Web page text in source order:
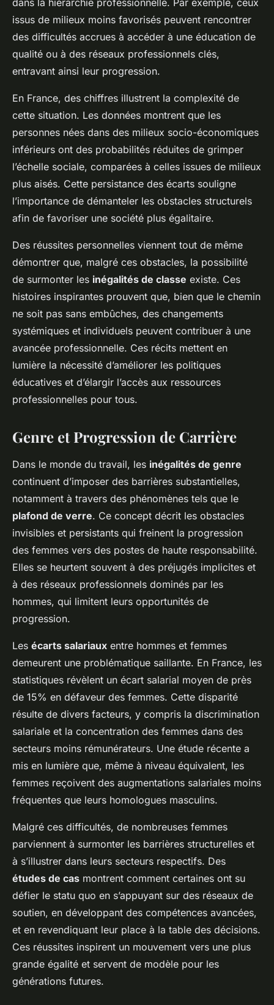
dans la hiérarchie professionnelle. Par exemple, ceux
issus de milieux moins favorisés peuvent rencontrer
des difficultés accrues à accéder à une éducation de
qualité ou à des réseaux professionnels clés,
entravant ainsi leur progression.
En France, des chiffres illustrent la complexité de
cette situation. Les données montrent que les
personnes nées dans des milieux socio-économiques
inférieurs ont des probabilités réduites de grimper
l’échelle sociale, comparées à celles issues de milieux
plus aisés. Cette persistance des écarts souligne
l’importance de démanteler les obstacles structurels
afin de favoriser une société plus égalitaire.
Des réussites personnelles viennent tout de même
démontrer que, malgré ces obstacles, la possibilité
de surmonter les inégalités de classe existe. Ces
histoires inspirantes prouvent que, bien que le chemin
ne soit pas sans embûches, des changements
systémiques et individuels peuvent contribuer à une
avancée professionnelle. Ces récits mettent en
lumière la nécessité d’améliorer les politiques
éducatives et d’élargir l’accès aux ressources
professionnelles pour tous.
Genre et Progression de Carrière
Dans le monde du travail, les inégalités de genre
continuent d’imposer des barrières substantielles,
notamment à travers des phénomènes tels que le
plafond de verre. Ce concept décrit les obstacles
invisibles et persistants qui freinent la progression
des femmes vers des postes de haute responsabilité.
Elles se heurtent souvent à des préjugés implicites et
à des réseaux professionnels dominés par les
hommes, qui limitent leurs opportunités de
progression.
Les écarts salariaux entre hommes et femmes
demeurent une problématique saillante. En France, les
statistiques révèlent un écart salarial moyen de près
de 15% en défaveur des femmes. Cette disparité
résulte de divers facteurs, y compris la discrimination
salariale et la concentration des femmes dans des
secteurs moins rémunérateurs. Une étude récente a
mis en lumière que, même à niveau équivalent, les
femmes reçoivent des augmentations salariales moins
fréquentes que leurs homologues masculins.
Malgré ces difficultés, de nombreuses femmes
parviennent à surmonter les barrières structurelles et
à s’illustrer dans leurs secteurs respectifs. Des
études de cas montrent comment certaines ont su
défier le statu quo en s’appuyant sur des réseaux de
soutien, en développant des compétences avancées,
et en revendiquant leur place à la table des décisions.
Ces réussites inspirent un mouvement vers une plus
grande égalité et servent de modèle pour les
générations futures.